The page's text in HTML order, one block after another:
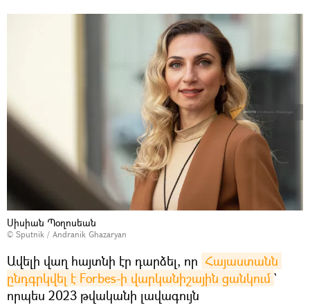
Սիսիան Պօղոսեան
© Sputnik / Andranik Ghazaryan
Ավելի վաղ հայտնի էր դարձել, որ Հայաստանն
ընդգրկվել է Forbes-ի վարկանիշային ցանկում `
որպես 2023 թվականի լավագույն